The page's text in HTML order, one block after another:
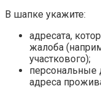
В шапке укажите:
адресата,
жалоба
участкового);
персональные
адреса